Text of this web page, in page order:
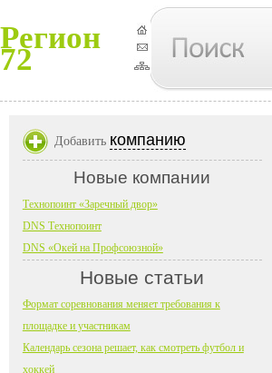
Регион
72
Добавить компанию
Новые компании
Технопоинт «Заречный двор»
DNS Технопоинт
DNS «Окей на Профсоюзной»
Новые статьи
Формат соревнования меняет требования к
площадке и участникам
Календарь сезона решает, как смотреть футбол и
хоккей